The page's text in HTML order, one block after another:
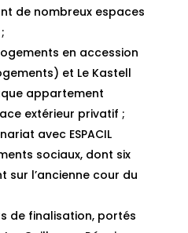
de nombreux espaces
en accession
et Le Kastell
appartement
extérieur privatif ;
avec ESPACIL
sociaux, dont six
sur l’ancienne cour du
de finalisation, portés